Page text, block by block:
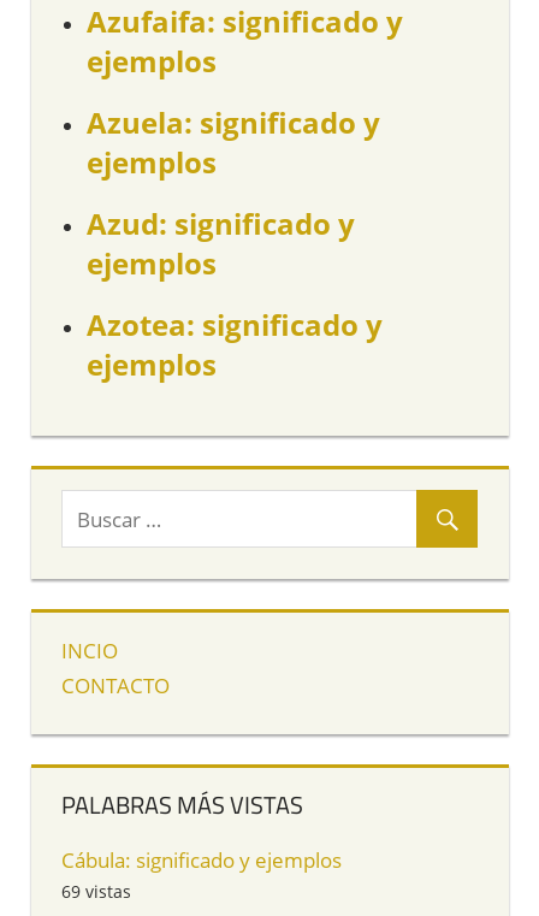
Azufaifa: significado y
ejemplos
Azuela: significado y
ejemplos
Azud: significado y
ejemplos
Azotea: significado y
ejemplos
INCIO
CONTACTO
PALABRAS MÁS VISTAS
Cábula: significado y ejemplos
69 vistas